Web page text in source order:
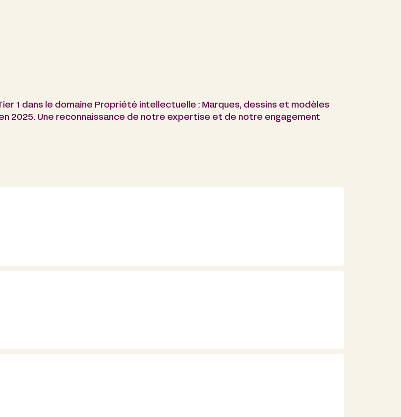
1 dans le domaine Propriété intellectuelle : Marques, dessins et modèles
2025. Une reconnaissance de notre expertise et de notre engagement